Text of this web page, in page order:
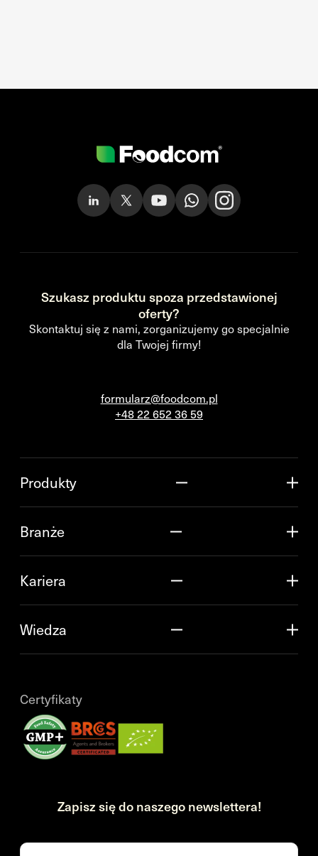
Szukasz produktu spoza przedstawionej
oferty?
Skontaktuj się z nami, zorganizujemy go specjalnie
dla Twojej firmy!
formularz@foodcom.pl
+48 22 652 36 59
Produkty
Branże
Kariera
Wiedza
Certyfikaty
Zapisz się do naszego newslettera!